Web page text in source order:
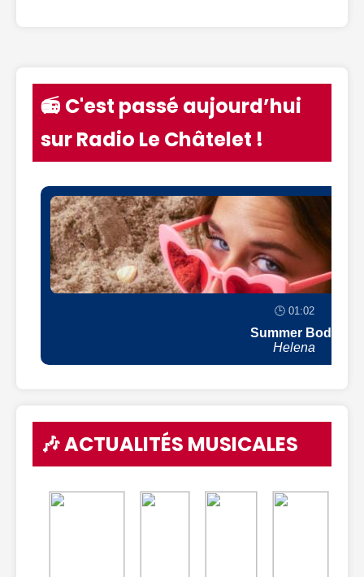
📻 C'est passé aujourd’hui
sur Radio Le Châtelet !
🕒 01:02
Summer Body
Helena
🎶 ACTUALITÉS MUSICALES